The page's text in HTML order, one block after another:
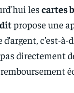
lescartes
propose une
c’est-
directement
remboursement